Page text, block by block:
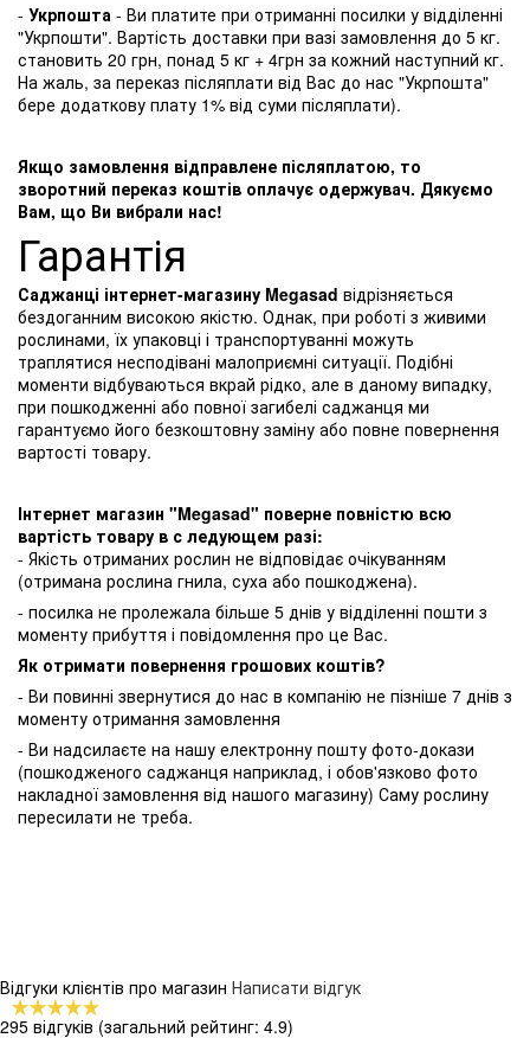
- Укрпошта - Ви платите при отриманні посилки у відділенні
"Укрпошти". Вартість доставки при вазі замовлення до 5 кг.
становить 20 грн, понад 5 кг + 4грн за кожний наступний кг.
На жаль, за переказ післяплати від Вас до нас "Укрпошта"
бере додаткову плату 1% від суми післяплати).
Якщо замовлення відправлене післяплатою, то
зворотний переказ коштів оплачує одержувач. Дякуємо
Вам, що Ви вибрали нас!
Гарантія
Саджанці інтернет-магазину Megasad відрізняється
бездоганним високою якістю. Однак, при роботі з живими
рослинами, їх упаковці і транспортуванні можуть
траплятися несподівані малоприємні ситуації. Подібні
моменти відбуваються вкрай рідко, але в даному випадку,
при пошкодженні або повної загибелі саджанця ми
гарантуємо його безкоштовну заміну або повне повернення
вартості товару.
Інтернет магазин "Megasad" поверне повністю всю
вартість товару в с ледующем разі:
- Якість отриманих рослин не відповідає очікуванням
(отримана рослина гнила, суха або пошкоджена).
- посилка не пролежала більше 5 днів у відділенні пошти з
моменту прибуття і повідомлення про це Вас.
Як отримати повернення грошових коштів?
- Ви повинні звернутися до нас в компанію не пізніше 7 днів з
моменту отримання замовлення
- Ви надсилаєте на нашу електронну пошту фото-докази
(пошкодженого саджанця наприклад, і обов'язково фото
накладної замовлення від нашого магазину) Саму рослину
пересилати не треба.
Відгуки клієнтів про магазин Написати відгук
295 відгуків (загальний рейтинг: 4.9)